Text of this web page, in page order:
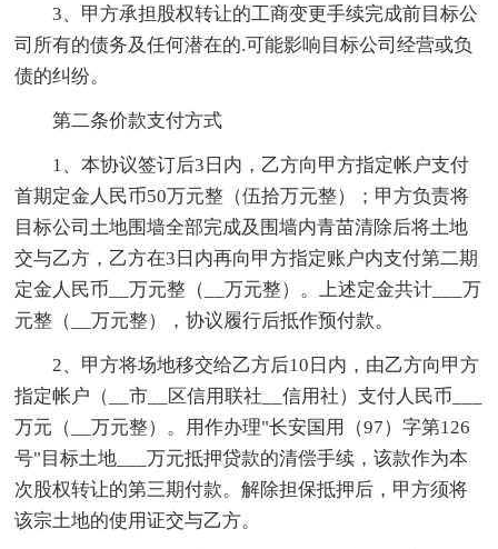
3、甲方承担股权转让的工商变更手续完成前目标公
司所有的债务及任何潜在的.可能影响目标公司经营或负
债的纠纷。
第二条价款支付方式
1、本协议签订后3日内，乙方向甲方指定帐户支付
首期定金人民币50万元整（伍拾万元整）；甲方负责将
目标公司土地围墙全部完成及围墙内青苗清除后将土地
交与乙方，乙方在3日内再向甲方指定账户内支付第二期
定金人民币__万元整（__万元整）。上述定金共计___万
元整（__万元整），协议履行后抵作预付款。
2、甲方将场地移交给乙方后10日内，由乙方向甲方
指定帐户（__市__区信用联社__信用社）支付人民币___
万元（__万元整）。用作办理"长安国用（97）字第126
号"目标土地___万元抵押贷款的清偿手续，该款作为本
次股权转让的第三期付款。解除担保抵押后，甲方须将
该宗土地的使用证交与乙方。